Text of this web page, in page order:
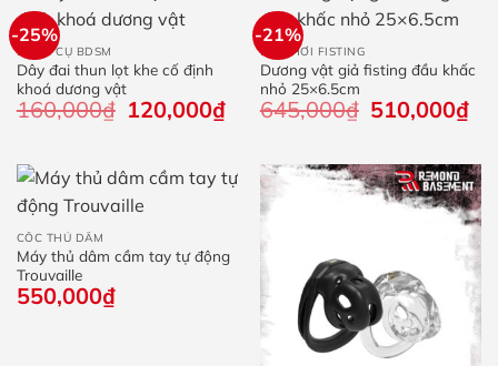
-25%
DỤNG CỤ BDSM
Dây đai thun lọt khe cố định
khoá dương vật
160,000₫
Giá
gốc
120,000₫Giá
hiện
120,000₫.
-21%
ĐỒ CHƠI FISTING
Dương vật giả fisting đầu khấc
nhỏ 25×6.5cm
645,000₫ Giá
gốc
645,000₫.
510,000₫Giá
là:
CỐC THỦ DÂM
Máy thủ dâm cầm tay tự động
Trouvaille
550,000₫